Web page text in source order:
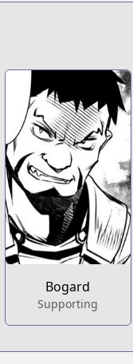
278894/list
Bogard
Supporting